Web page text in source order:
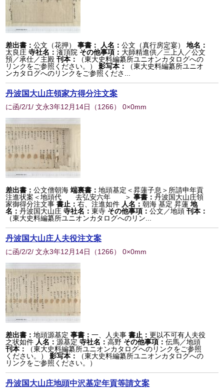
差出書：公文（花押） 事書： 人名：公文（真行房定宴）
地名：
太良庄 寺社名：潅頂院 その他事項： 大師精進供／三上人／公文
預／承仕／主殿 刊本：
（東大史料編纂所ユニオンカタログへの
リンクをご参照ください。）
影写本：
（東大史料編纂所ユニオ
ンカタログへのリンクをご参照くださ...
丹波国大山庄領家方得分注文案
に函/2/1/ 文永3年12月14日 （1266） 0×0mm
差出書：公文僧朝海 端裏書：地頭基定＜昇蓮子息＞所請申年貢
注進状案＜地頭代 去弘安六年 ＞ 事書：丹波国大山庄領
家御得分注文事書止：右、注進如件 人名：朝海 基定 昇蓮 地
名：丹波国大山庄 寺社名：東寺 その他事項：公文／地頭 刊本：
（東大史料編纂所ユニオンカタログへのリン...
丹波国大山庄人夫役注文案
に函/2/2/ 文永3年12月14日 （1266） 0×0mm
差出書：地頭源基定 事書：一、人夫事書止：更以不可有人夫役
之状如件 人名：源基定 寺社名：高野 その他事項：伝馬／地頭
刊本：
（東大史料編纂所ユニオンカタログへのリンクをご参照
ください。）
影写本：
（東大史料編纂所ユニオンカタログへの
リンクをご参照ください。）
丹波国大山庄地頭中沢基定年貢等請文案